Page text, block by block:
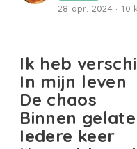
28 apr. 2024 ·
Ik heb
In mijn leven
De chaos
Binnen
Iedere keer